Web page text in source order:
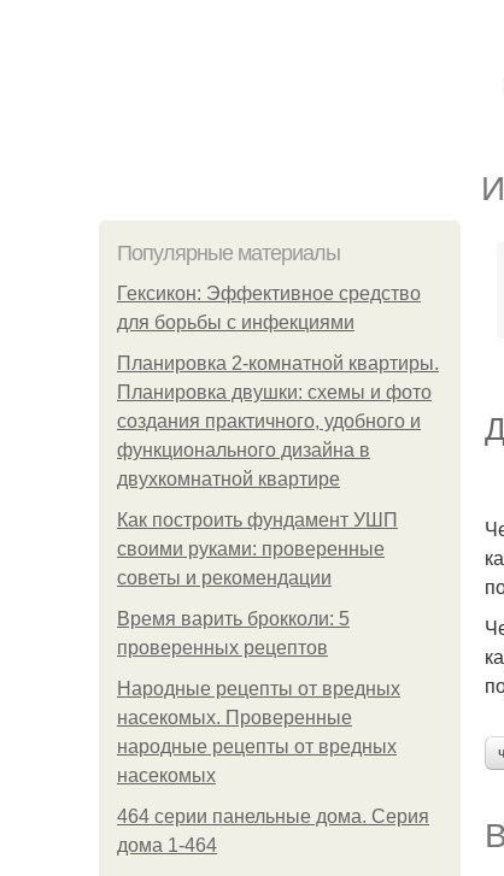
Популярные материалы
Гексикон: Эффективное средство
для борьбы с инфекциями
Планировка 2-комнатной квартиры.
Планировка двушки: схемы и фото
создания практичного, удобного и
функционального дизайна в
двухкомнатной квартире
Как построить фундамент УШП
своими руками: проверенные
советы и рекомендации
Время варить брокколи: 5
проверенных рецептов
Народные рецепты от вредных
насекомых. Проверенные
народные рецепты от вредных
насекомых
464 серии панельные дома. Серия
дома 1-464